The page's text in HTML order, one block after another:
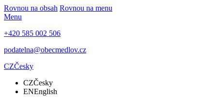
Rovnou na obsah Rovnou na menu
Menu
+420 585 002 506
podatelna@obecmedlov.cz
CZČesky
CZČesky
ENEnglish